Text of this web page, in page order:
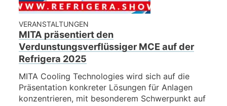
VERANSTALTUNGEN
MITA präsentiert den
Verdunstungsverflüssiger MCE auf der
Refrigera 2025
MITA Cooling Technologies wird sich auf die
Präsentation konkreter Lösungen für Anlagen
konzentrieren, mit besonderem Schwerpunkt auf